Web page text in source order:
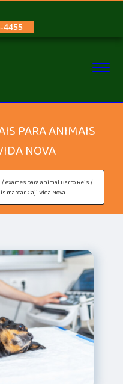
4455
PARA ANIMAIS
NOVA
exames para animal Barro Reis
marcar Caji Vida Nova